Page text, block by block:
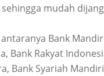
mudah
Bank
Bank Rakyat
Bank Syariah